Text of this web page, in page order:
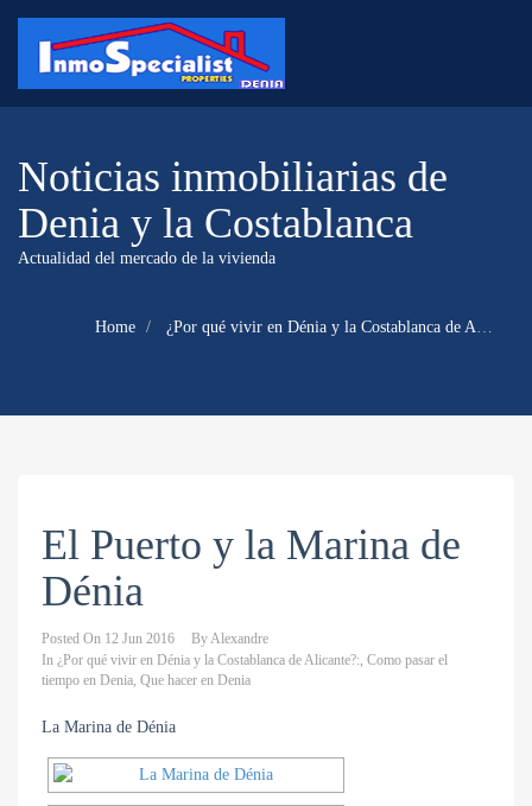
Noticias inmobiliarias de
Denia y la Costablanca
Actualidad del mercado de la vivienda
Home ¿Por qué vivir en Dénia y la Costablanca de Alicante?:
El Puerto y la Marina de
Dénia
Posted On 12 Jun 2016 ByAlexandre
In ¿Por qué vivir en Dénia y la Costablanca de Alicante?:, Como pasar el
tiempo en Denia, Que hacer en Denia
La Marina de Dénia